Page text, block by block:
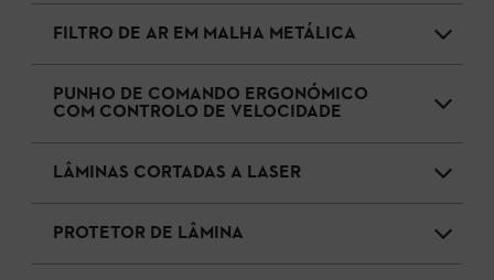
FILTRO DE AR EM MALHA METÁLICA
PUNHO DE COMANDO ERGONÓMICO
COM CONTROLO DE VELOCIDADE
LÂMINAS CORTADAS A LASER
PROTETOR DE LÂMINA